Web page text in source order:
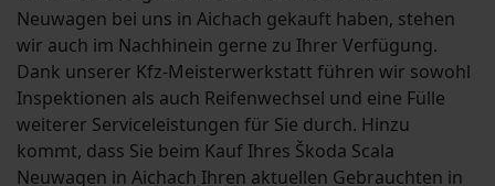
Neuwagen bei uns in Aichach gekauft haben, stehen
wir auch im Nachhinein gerne zu Ihrer Verfügung.
Dank unserer Kfz-Meisterwerkstatt führen wir sowohl
Inspektionen als auch Reifenwechsel und eine Fülle
weiterer Serviceleistungen für Sie durch. Hinzu
kommt, dass Sie beim Kauf Ihres Škoda Scala
Neuwagen in Aichach Ihren aktuellen Gebrauchten in